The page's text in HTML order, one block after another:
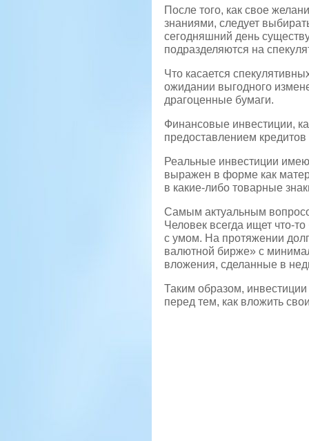
После того, как свое
знаниями, следует
сегодняшний день
подразделяются на
Что касается
ожидании выгодного
драгоценные бумаги.
Финансовые инвестиции,
предоставлением
Реальные инвестиции
выражен в форме как
в какие-либо товарные
Самым актуальным
Человек всегда ищет что-
с умом. На протяжении
валютной бирже» с
вложения, сделанные в
Таким образом,
перед тем, как вложить